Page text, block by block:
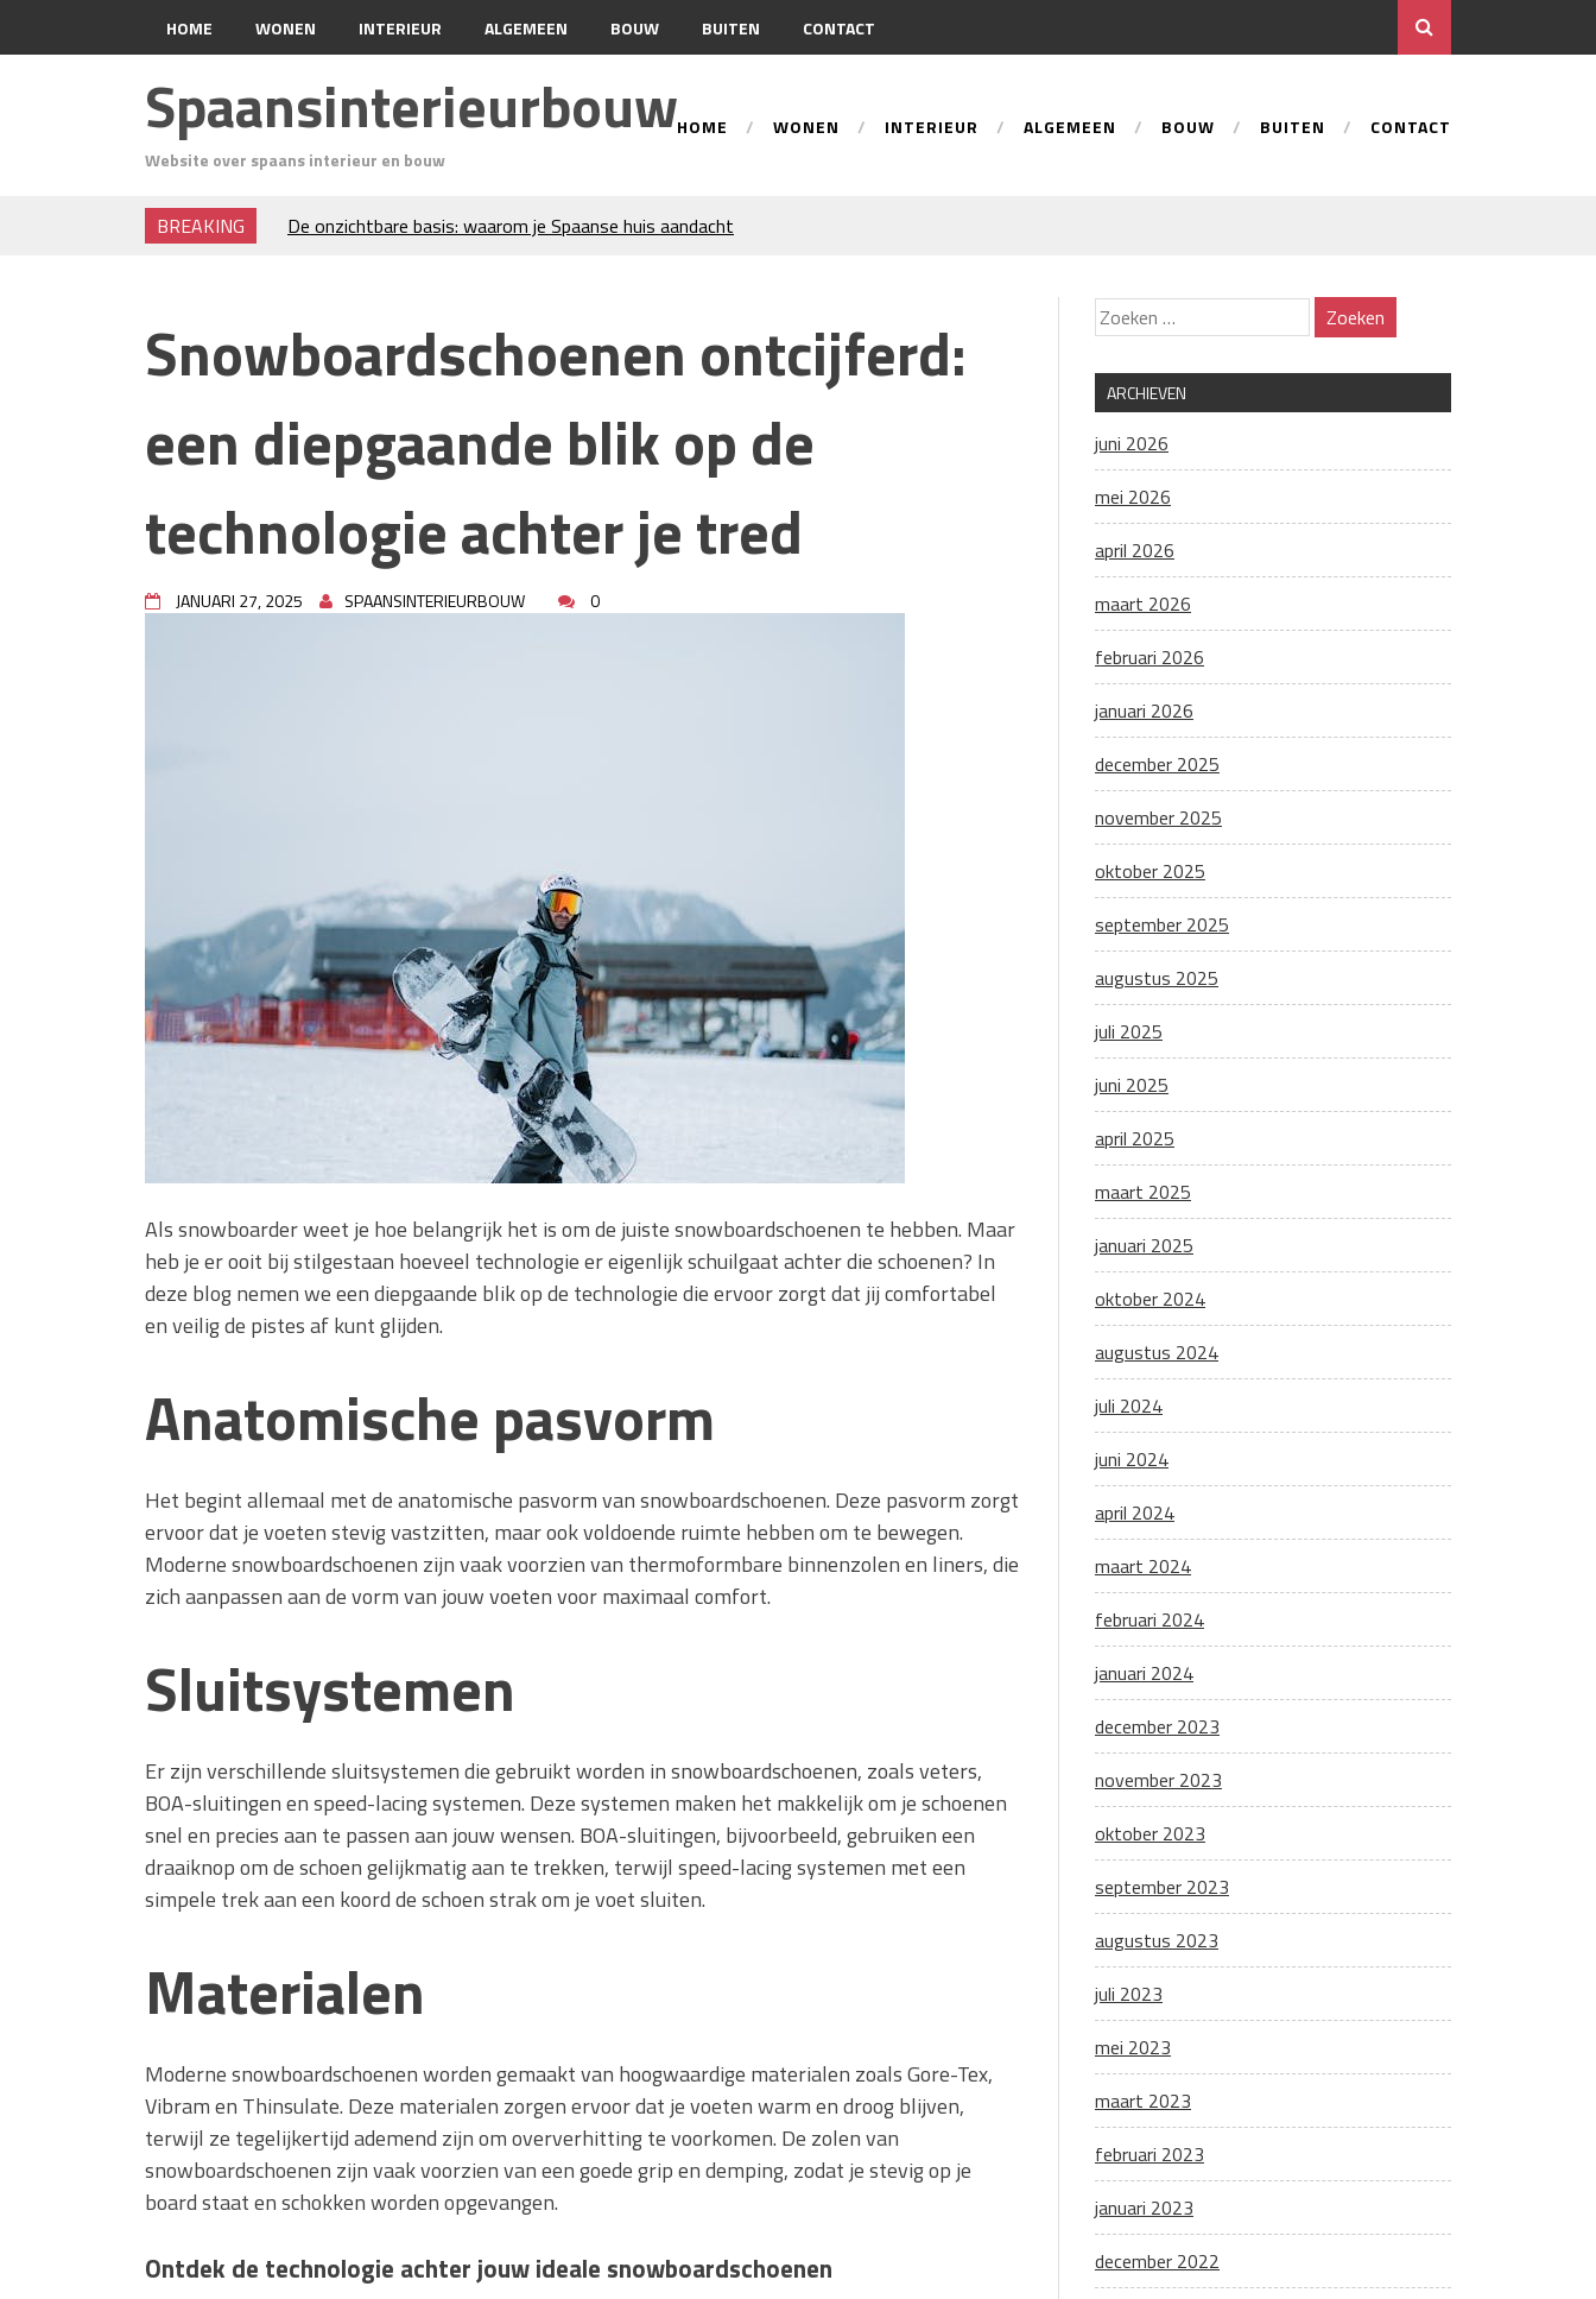
HOME WONEN INTERIEUR ALGEMEEN BOUW BUITEN CONTACT
Spaansinterieurbouw
Website over spaans interieur en bouw
HOME WONEN INTERIEUR ALGEMEEN BOUW BUITEN CONTACT
BREAKING
De onzichtbare basis: waarom je Spaanse huis aandacht
Waar let je op bij het kiezen van gevelreiniging?
Projectinrichting voor kantoren: hoe werkt dat?
isolatie
Grond kopen of verkopen Noord-Holland
De Kwaliteit van Houtpellets: Wat Bepaalt of uw Kachel
Optimaal Presteert
Waarom technische eisen de basis vormen voor
functionele ruimtes
Nieuwe kozijnen als onderdeel van een energierenovatie:
Snowboardschoenen ontcijferd:
een diepgaande blik op de
technologie achter je tred
JANUARI 27, 2025 SPAANSINTERIEURBOUW 0
Als snowboarder weet je hoe belangrijk het is om de juiste snowboardschoenen te hebben. Maar
heb je er ooit bij stilgestaan hoeveel technologie er eigenlijk schuilgaat achter die schoenen? In
deze blog nemen we een diepgaande blik op de technologie die ervoor zorgt dat jij comfortabel
en veilig de pistes af kunt glijden.
Anatomische pasvorm
Het begint allemaal met de anatomische pasvorm van snowboardschoenen. Deze pasvorm zorgt
ervoor dat je voeten stevig vastzitten, maar ook voldoende ruimte hebben om te bewegen.
Moderne snowboardschoenen zijn vaak voorzien van thermoformbare binnenzolen en liners, die
zich aanpassen aan de vorm van jouw voeten voor maximaal comfort.
Sluitsystemen
Er zijn verschillende sluitsystemen die gebruikt worden in snowboardschoenen, zoals veters,
BOA-sluitingen en speed-lacing systemen. Deze systemen maken het makkelijk om je schoenen
snel en precies aan te passen aan jouw wensen. BOA-sluitingen, bijvoorbeeld, gebruiken een
draaiknop om de schoen gelijkmatig aan te trekken, terwijl speed-lacing systemen met een
simpele trek aan een koord de schoen strak om je voet sluiten.
Materialen
Moderne snowboardschoenen worden gemaakt van hoogwaardige materialen zoals Gore-Tex,
Vibram en Thinsulate. Deze materialen zorgen ervoor dat je voeten warm en droog blijven,
terwijl ze tegelijkertijd ademend zijn om oververhitting te voorkomen. De zolen van
snowboardschoenen zijn vaak voorzien van een goede grip en demping, zodat je stevig op je
board staat en schokken worden opgevangen.
Ontdek de technologie achter jouw ideale snowboardschoenen
ARCHIEVEN
juni 2026
mei 2026
april 2026
maart 2026
februari 2026
januari 2026
december 2025
november 2025
oktober 2025
september 2025
augustus 2025
juli 2025
juni 2025
april 2025
maart 2025
januari 2025
oktober 2024
augustus 2024
juli 2024
juni 2024
april 2024
maart 2024
februari 2024
januari 2024
december 2023
november 2023
oktober 2023
september 2023
augustus 2023
juli 2023
mei 2023
maart 2023
februari 2023
januari 2023
december 2022